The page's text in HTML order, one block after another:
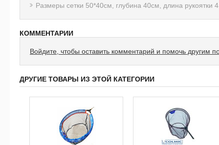
Размеры сетки 50*40см, глубина 40см, длина
КОММЕНТАРИИ
Войдите, чтобы оставить комментарий и помочь другим
ДРУГИЕ ТОВАРЫ ИЗ ЭТОЙ КАТЕГОРИИ